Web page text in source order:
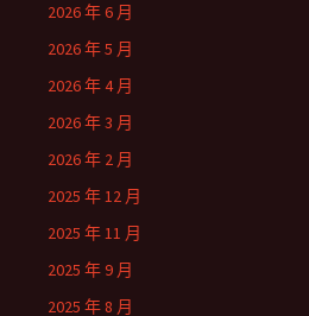
2026 年 6 月
2026 年 5 月
2026 年 4 月
2026 年 3 月
2026 年 2 月
2025 年 12 月
2025 年 11 月
2025 年 9 月
2025 年 8 月